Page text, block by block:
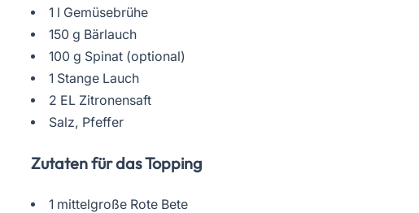
1 l Gemüsebrühe
150 g Bärlauch
100 g Spinat (optional)
1 Stange Lauch
2 EL Zitronensaft
Salz, Pfeffer
Zutaten für das Topping
1 mittelgroße Rote Bete